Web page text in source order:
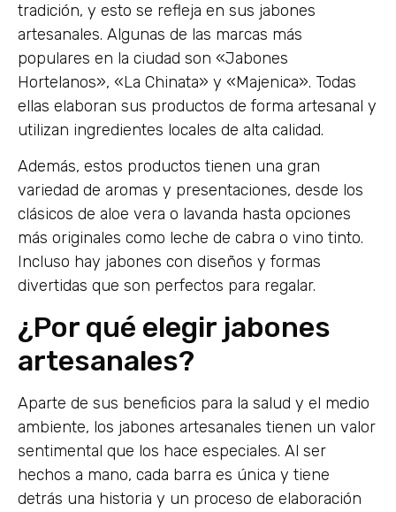
tradición, y esto se refleja en sus jabones
artesanales. Algunas de las marcas más
populares en la ciudad son «Jabones
Hortelanos», «La Chinata» y «Majenica». Todas
ellas elaboran sus productos de forma artesanal y
utilizan ingredientes locales de alta calidad.
Además, estos productos tienen una gran
variedad de aromas y presentaciones, desde los
clásicos de aloe vera o lavanda hasta opciones
más originales como leche de cabra o vino tinto.
Incluso hay jabones con diseños y formas
divertidas que son perfectos para regalar.
¿Por qué elegir jabones
artesanales?
Aparte de sus beneficios para la salud y el medio
ambiente, los jabones artesanales tienen un valor
sentimental que los hace especiales. Al ser
hechos a mano, cada barra es única y tiene
detrás una historia y un proceso de elaboración